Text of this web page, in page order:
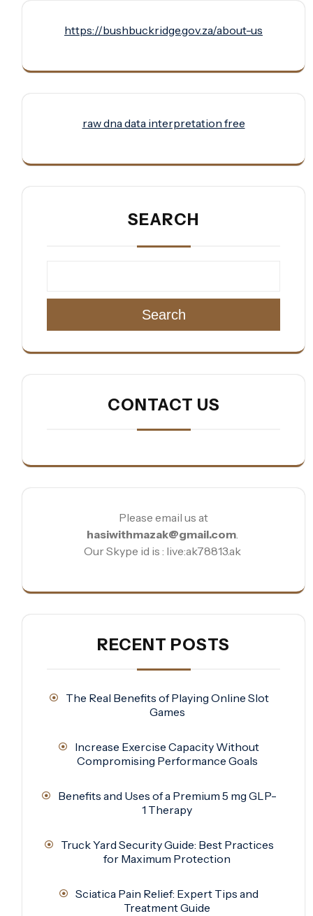
https://bushbuckridge.gov.za/about-us
raw dna data interpretation free
SEARCH
Search
CONTACT US
Please email us at
hasiwithmazak@gmail.com
Our Skype id is : live:ak78813.ak
RECENT POSTS
The Real Benefits of Playing Online Slot
Games
Increase Exercise Capacity Without
Compromising Performance Goals
Benefits and Uses of a Premium 5 mg GLP-
1 Therapy
Truck Yard Security Guide: Best Practices
for Maximum Protection
Sciatica Pain Relief: Expert Tips and
Treatment Guide